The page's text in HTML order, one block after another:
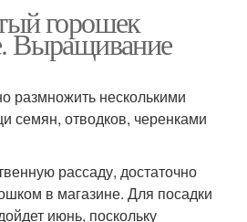
горошек
Выращивание
размножить несколькими
семян, отводков, черенками
рассаду, достаточно
в магазине. Для посадки
июнь, поскольку